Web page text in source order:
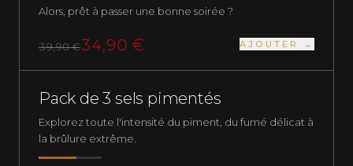
Alors, prêt à passer une bonne soirée ?
39,90 €34,90 € AJOUTER →
Pack de 3 sels pimentés
Explorez toute l'intensité du piment, du fumé délicat à
la brûlure extrême.